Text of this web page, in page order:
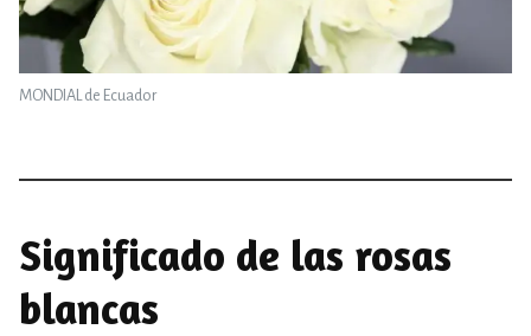
MONDIAL de Ecuador
Significado de las rosas
blancas